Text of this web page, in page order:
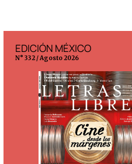
EDICIÓN MÉXICO
N° 332 / Agosto 2026